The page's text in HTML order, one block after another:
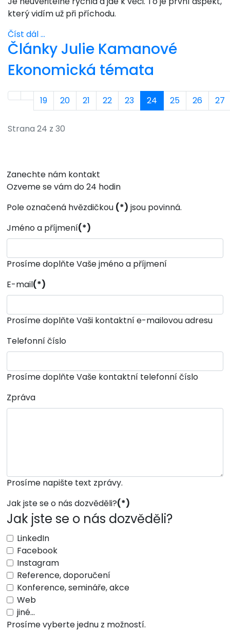
který vidím už při příchodu.
Číst dál …
Články Julie Kamanové
Ekonomická témata
19 20 21 22 23 24 25 26 27
Strana 24 z 30
Zanechte nám kontakt
Ozveme se vám do 24 hodin
Pole označená hvězdičkou (*) jsou povinná.
Jméno a příjmení(*)
Prosíme doplňte Vaše jméno a příjmení
E-mail(*)
Prosíme doplňte Vaši kontaktní e-mailovou adresu
Telefonní číslo
Prosíme doplňte Vaše kontaktní telefonní číslo
Zpráva
Prosíme napište text zprávy.
Jak jste se o nás dozvěděli?(*)
Jak jste se o nás dozvěděli?
LinkedIn
Facebook
Instagram
Reference, doporučení
Konference, semináře, akce
Web
jiné...
Prosíme vyberte jednu z možností.